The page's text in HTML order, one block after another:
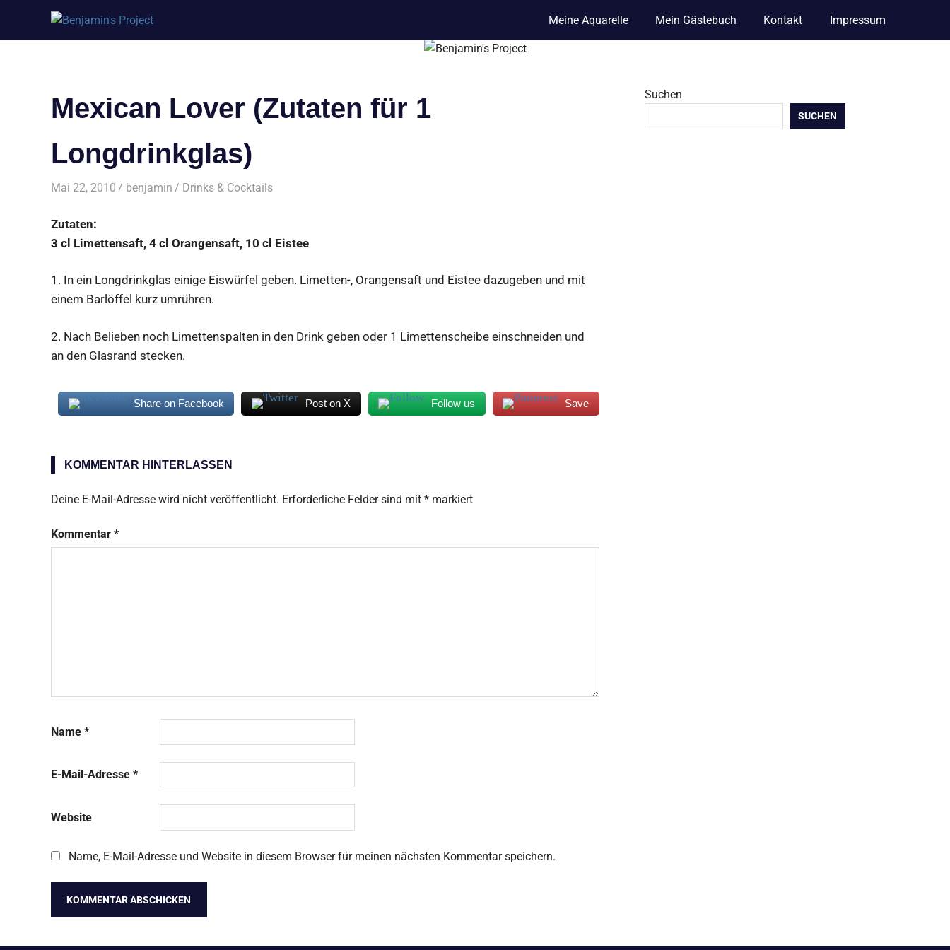
Meine Aquarelle Mein Gästebuch Kontakt Impressum
Mexican Lover (Zutaten für 1
Longdrinkglas)
Mai 22, 2010 benjamin Drinks & Cocktails
Zutaten:
3 cl Limettensaft, 4 cl Orangensaft, 10 cl Eistee
1. In ein Longdrinkglas einige Eiswürfel geben. Limetten-, Orangensaft und Eistee dazugeben und mit
einem Barlöffel kurz umrühren.
2. Nach Belieben noch Limettenspalten in den Drink geben oder 1 Limettenscheibe einschneiden und
an den Glasrand stecken.
Share on Facebook Post on X Follow us Save
KOMMENTAR HINTERLASSEN
Deine E-Mail-Adresse wird nicht veröffentlicht. Erforderliche Felder sind mit * markiert
Kommentar *
Name *
E-Mail-Adresse *
Website
Name, E-Mail-Adresse und Website in diesem Browser für meinen nächsten Kommentar speichern.
Suchen
SUCHEN